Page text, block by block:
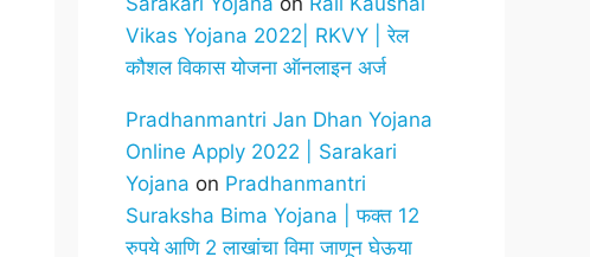
Vikas Yojana 2022| RKVY | रेल
कौशल विकास योजना ऑनलाइन अर्ज
Pradhanmantri Jan Dhan Yojana
Online Apply 2022 | Sarakari
Yojana on Pradhanmantri
Suraksha Bima Yojana | फक्त 12
रुपये आणि 2 लाखांचा विमा जाणून घेऊया